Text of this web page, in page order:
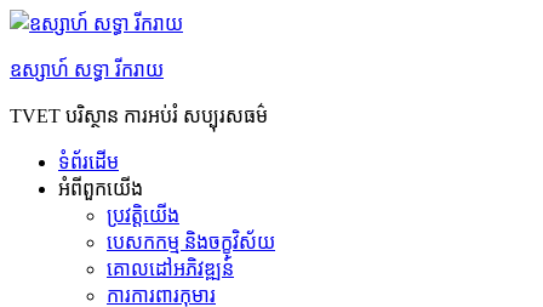
Skip
content
ឧស្សាហ៍ សទ្ធា រីករាយ
TVET បរិស្ថាន ការអប់រំ សប្បុរសធម៌
ទំព័រដើម
អំពី​ពួក​យើង
ប្រវត្តិយើង
បេសកកម្ម និងចក្ខុវិស័យ
គោលដៅអភិវឌ្ឍន៍
ការការពារកុមារ